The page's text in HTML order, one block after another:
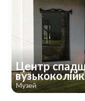
Центр
Музей